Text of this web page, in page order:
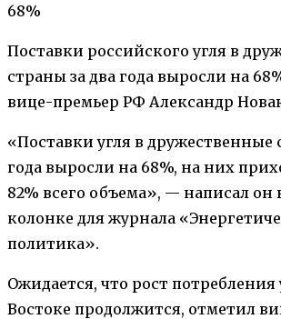
68%
Поставки российского угля в
страны за два года выросли на
вице-премьер РФ Александр
«Поставки угля в дружественные
года выросли на 68%, на них
82% всего объема», — написал он
колонке для журнала
политика».
Ожидается, что рост потребления
Востоке продолжится, отметил